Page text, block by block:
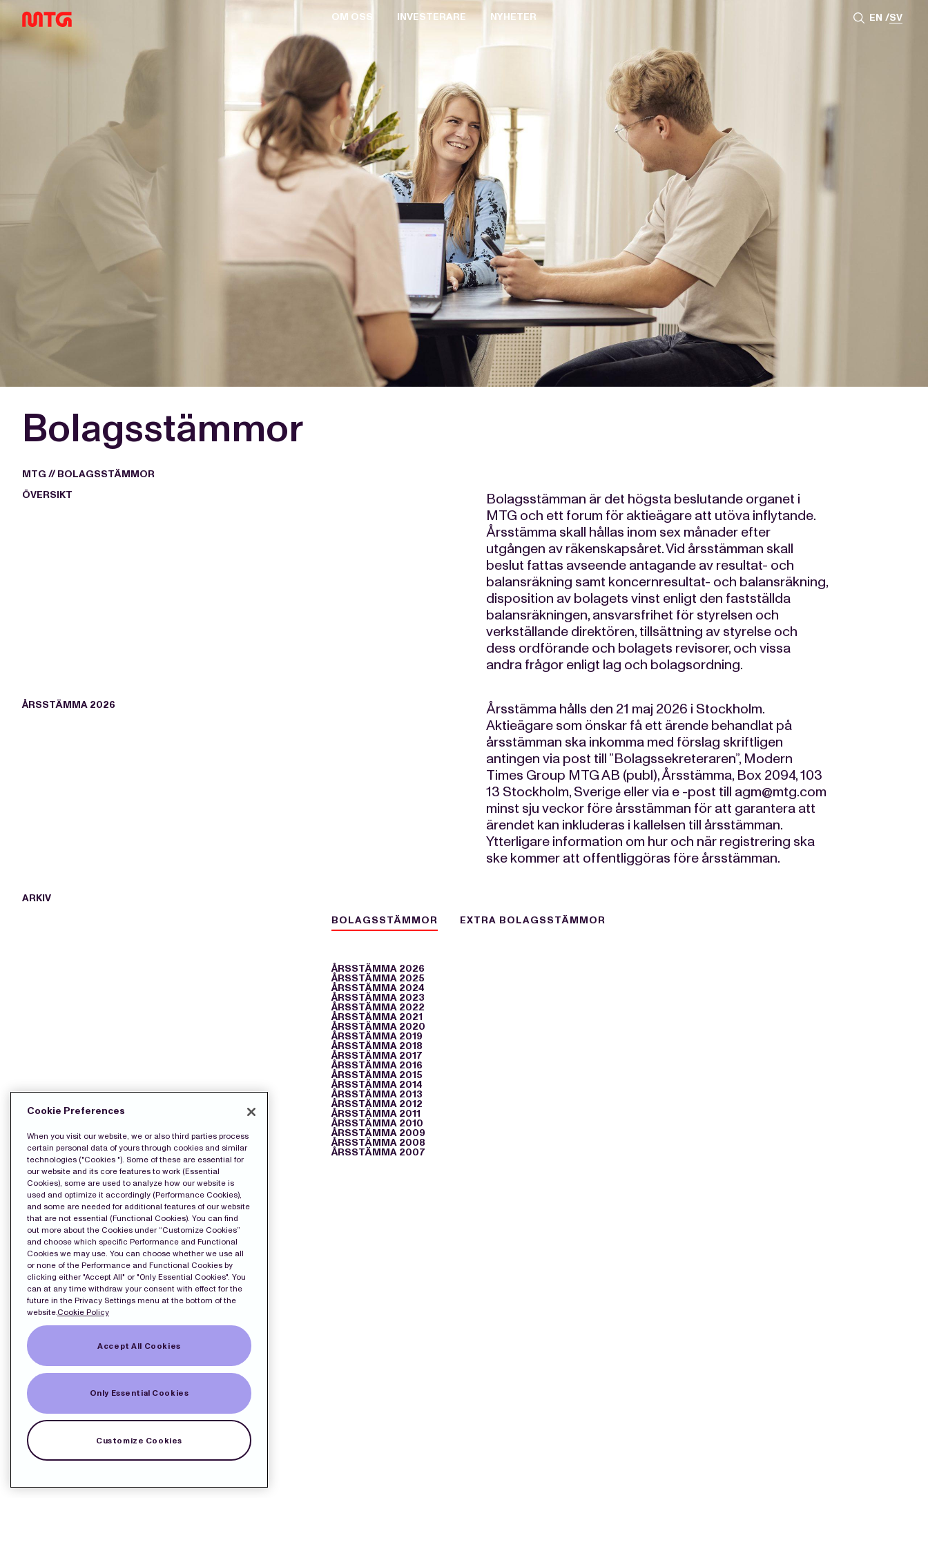
OM OSS
STYRELSEN
ERSÄTTNING TILL LEDANDE BEFATTNINGSHAVARE
VD OCH VERKSTÄLLANDE LEDNING
REVISORER
BOLAGSORDNING
INVESTERARE
RAPPORTER & PRESENTATIONER
KEY EVENTS
FÖRETRÄDESEMISSION 2021
MTG SPLIT
NYHETER
PRESSBILDER
EN SV
Bolagsstämmor
MTG // BOLAGSSTÄMMOR
ÖVERSIKT
Bolagsstämman är det högsta beslutande organet i
MTG och ett forum för aktieägare att utöva inflytande.
Årsstämma skall hållas inom sex månader efter
utgången av räkenskapsåret. Vid årsstämman skall
beslut fattas avseende antagande av resultat- och
balansräkning samt koncernresultat- och balansräkning,
disposition av bolagets vinst enligt den fastställda
balansräkningen, ansvarsfrihet för styrelsen och
verkställande direktören, tillsättning av styrelse och
dess ordförande och bolagets revisorer, och vissa
andra frågor enligt lag och bolagsordning.
ÅRSSTÄMMA 2026
Årsstämma hålls den 21 maj 2026 i Stockholm.
Aktieägare som önskar få ett ärende behandlat på
årsstämman ska inkomma med förslag skriftligen
antingen via post till ”Bolagssekreteraren”, Modern
Times Group MTG AB (publ), Årsstämma, Box 2094, 103
13 Stockholm, Sverige eller via e -post till agm@mtg.com
minst sju veckor före årsstämman för att garantera att
ärendet kan inkluderas i kallelsen till årsstämman.
Ytterligare information om hur och när registrering ska
ske kommer att offentliggöras före årsstämman.
ARKIV
BOLAGSSTÄMMOR
EXTRA BOLAGSSTÄMMOR
ÅRSSTÄMMA 2026
ÅRSSTÄMMA 2025
ÅRSSTÄMMA 2024
ÅRSSTÄMMA 2023
ÅRSSTÄMMA 2022
ÅRSSTÄMMA 2021
ÅRSSTÄMMA 2020
ÅRSSTÄMMA 2019
ÅRSSTÄMMA 2018
ÅRSSTÄMMA 2017
ÅRSSTÄMMA 2016
ÅRSSTÄMMA 2015
ÅRSSTÄMMA 2014
ÅRSSTÄMMA 2013
ÅRSSTÄMMA 2012
ÅRSSTÄMMA 2011
ÅRSSTÄMMA 2010
ÅRSSTÄMMA 2009
ÅRSSTÄMMA 2008
ÅRSSTÄMMA 2007
Cookie Preferences
When you visit our website, we or also third parties process
certain personal data of yours through cookies and similar
technologies ("Cookies "). Some of these are essential for
our website and its core features to work (Essential
Cookies), some are used to analyze how our website is
used and optimize it accordingly (Performance Cookies),
and some are needed for additional features of our website
that are not essential (Functional Cookies). You can find
out more about the Cookies under “Customize Cookies”
and choose which specific Performance and Functional
Cookies we may use. You can choose whether we use all
or none of the Performance and Functional Cookies by
clicking either "Accept All" or "Only Essential Cookies". You
can at any time withdraw your consent with effect for the
future in the Privacy Settings menu at the bottom of the
website.Cookie Policy
Accept All Cookies
Only Essential Cookies
Customize Cookies